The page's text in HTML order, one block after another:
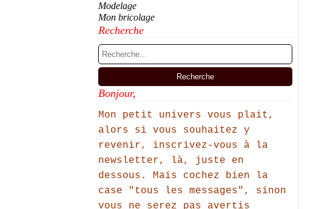
Modelage
Mon bricolage
Recherche
Bonjour,
Mon petit univers vous plait,
alors si vous souhaitez y
revenir, inscrivez-vous à la
newsletter, là, juste en
dessous. Mais cochez bien la
case "tous les messages", sinon
vous ne serez pas avertis